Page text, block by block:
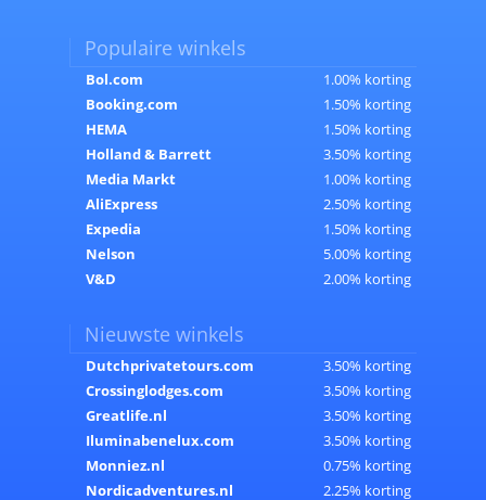
Populaire winkels
Bol.com
1.00% korting
Booking.com
1.50% korting
HEMA
1.50% korting
Holland & Barrett
3.50% korting
Media Markt
1.00% korting
AliExpress
2.50% korting
Expedia
1.50% korting
Nelson
5.00% korting
V&D
2.00% korting
Nieuwste winkels
Dutchprivatetours.com
3.50% korting
Crossinglodges.com
3.50% korting
Greatlife.nl
3.50% korting
Iluminabenelux.com
3.50% korting
Monniez.nl
0.75% korting
Nordicadventures.nl
2.25% korting